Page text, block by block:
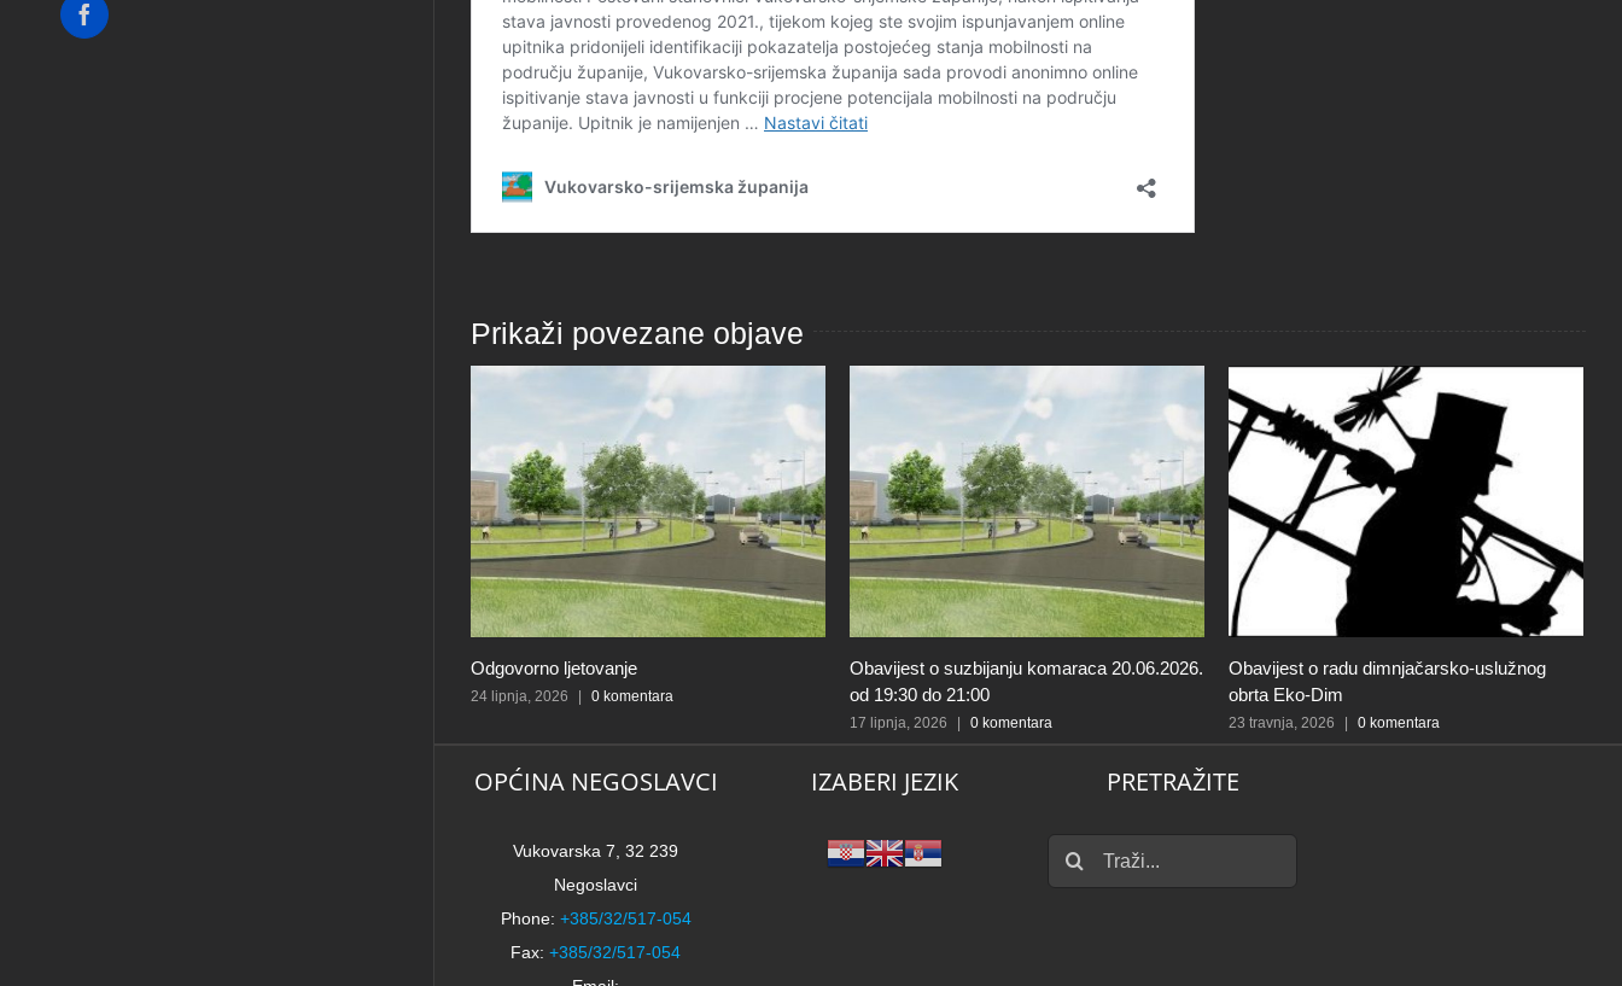
Facebook
Prikaži povezane objave
Odgovorno ljetovanje
24 lipnja, 2026 0 komentara
Obavijest o suzbijanju komaraca 20.06.2026.
od 19:30 do 21:00
17 lipnja, 2026 0 komentara
Obavijest o radu dimnjačarsko-uslužnog
obrta Eko-Dim
23 travnja, 2026 0 komentara
OPĆINA NEGOSLAVCI
Vukovarska 7, 32 239
Negoslavci
Phone: +385/32/517-054
Fax: +385/32/517-054
IZABERI JEZIK PRETRAŽITE
Traži...